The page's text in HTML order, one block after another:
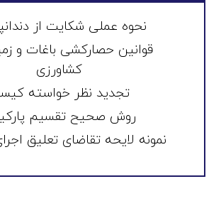
نحوه عملی شکایت از
قوانین حصارکشی باغات و
کشاورزی
تجدید نظر خواسته
روش صحیح تقسیم
نمونه لایحه تقاضای تعلیق